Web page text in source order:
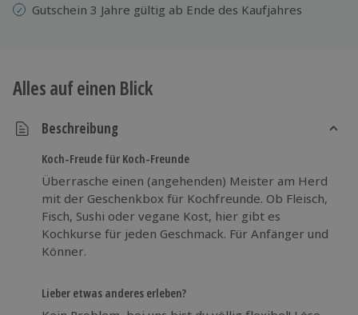
Gutschein 3 Jahre gültig ab Ende des Kaufjahres
Alles auf einen Blick
Beschreibung
Koch-Freude für Koch-Freunde
Überrasche einen (angehenden) Meister am Herd
mit der Geschenkbox für Kochfreunde. Ob Fleisch,
Fisch, Sushi oder vegane Kost, hier gibt es
Kochkurse für jeden Geschmack. Für Anfänger und
Könner.
Lieber etwas anderes erleben?